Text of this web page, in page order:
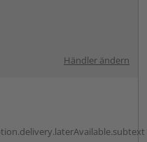
Händler ändern